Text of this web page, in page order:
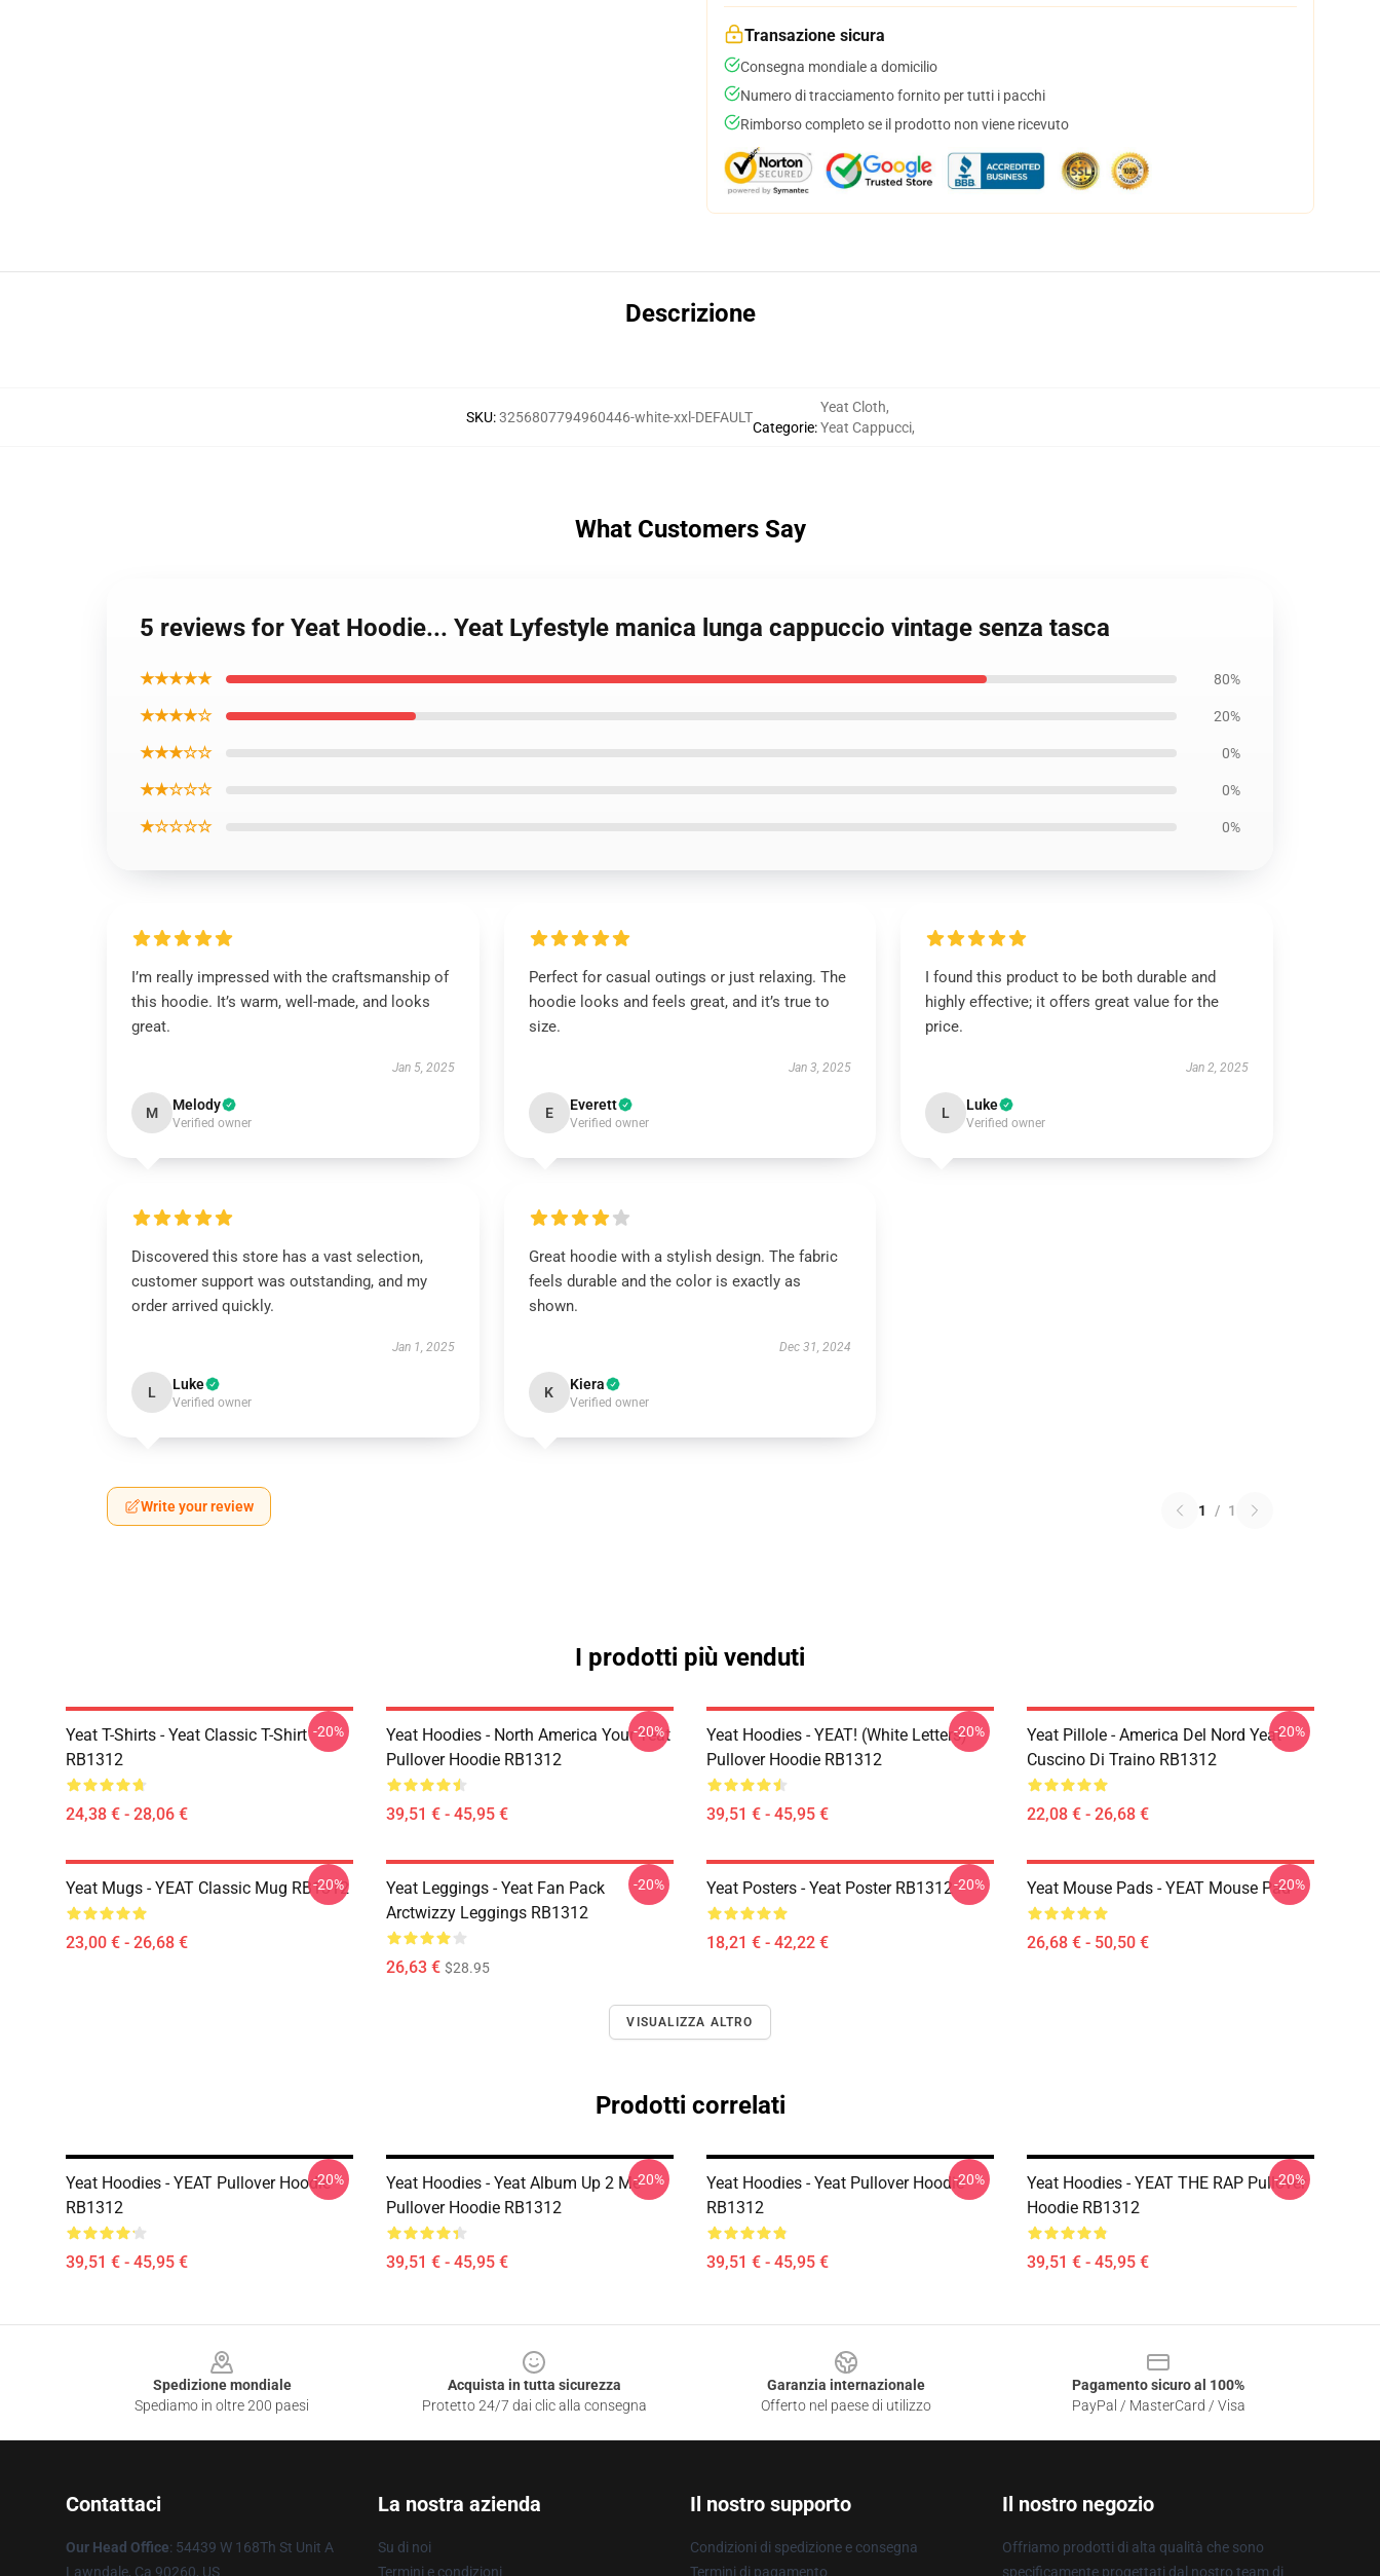
Transazione sicura
Consegna mondiale a domicilio
Numero di tracciamento fornito per tutti i pacchi
Rimborso completo se il prodotto non viene ricevuto
Descrizione
SKU:3256807794960446-white-xxl-DEFAULT
Categorie:
Yeat Cloth,
Yeat Cappucci,
What Customers Say
5 reviews for Yeat Hoodie... Yeat Lyfestyle manica lunga cappuccio vintage senza tasca
★★★★★ 80%
★★★★☆ 20%
★★★☆☆ 0%
★★☆☆☆ 0%
★☆☆☆☆ 0%
I’m really impressed with the craftsmanship of
this hoodie. It’s warm, well-made, and looks
great.
Jan 5, 2025
M Melody
Verified owner
Perfect for casual outings or just relaxing. The
hoodie looks and feels great, and it’s true to
size.
Jan 3, 2025
E Everett
Verified owner
I found this product to be both durable and
highly effective; it offers great value for the
price.
Jan 2, 2025
L Luke
Verified owner
Discovered this store has a vast selection,
customer support was outstanding, and my
order arrived quickly.
Jan 1, 2025
L Luke
Verified owner
Great hoodie with a stylish design. The fabric
feels durable and the color is exactly as
shown.
Dec 31, 2024
K Kiera
Verified owner
Write your review 1 / 1
I prodotti più venduti
Yeat T-Shirts - Yeat Classic T-Shirt
RB1312
24,38 € - 28,06 €
-20%
Yeat Hoodies - North America Your Yeat
Pullover Hoodie RB1312
39,51 € - 45,95 €
-20%
Yeat Hoodies - YEAT! (white Letters)
Pullover Hoodie RB1312
39,51 € - 45,95 €
-20%
Yeat Pillole - America Del Nord Yeat
Cuscino Di Traino RB1312
22,08 € - 26,68 €
-20%
Yeat Mugs - YEAT Classic Mug RB1312
23,00 € - 26,68 €
-20%
Yeat Leggings - Yeat Fan Pack
Arctwizzy Leggings RB1312
26,63 € $28.95
-20% Yeat Posters - Yeat Poster RB1312
18,21 € - 42,22 €
-20% Yeat Mouse Pads - YEAT Mouse Pad
26,68 € - 50,50 €
-20%
VISUALIZZA ALTRO
Prodotti correlati
Yeat Hoodies - YEAT Pullover Hoodie
RB1312
39,51 € - 45,95 €
-20%
Yeat Hoodies - Yeat Album Up 2 Me
Pullover Hoodie RB1312
39,51 € - 45,95 €
-20%
Yeat Hoodies - Yeat Pullover Hoodie
RB1312
39,51 € - 45,95 €
-20%
Yeat Hoodies - YEAT THE RAP Pullover
Hoodie RB1312
39,51 € - 45,95 €
-20%
Spedizione mondiale
Spediamo in oltre 200 paesi
Acquista in tutta sicurezza
Protetto 24/7 dai clic alla consegna
Garanzia internazionale
Offerto nel paese di utilizzo
Pagamento sicuro al 100%
PayPal / MasterCard / Visa
Contattaci
Our Head Office: 54439 W 168Th St Unit A
Lawndale, Ca 90260, US
La nostra azienda
Su di noi
Termini e condizioni
Il nostro supporto
Condizioni di spedizione e consegna
Termini di pagamento
Il nostro negozio
Offriamo prodotti di alta qualità che sono
specificamente progettati dal nostro team di